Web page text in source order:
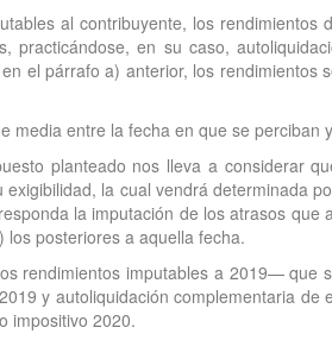
al contribuyente, los
practicándose, en su caso,
el párrafo a) anterior, los
media entre la fecha en que se
planteado nos lleva a considerar
la cual vendrá determinada
la imputación de los atrasos
posteriores a aquella fecha.
rendimientos imputables a 2019—
y autoliquidación complementaria
impositivo 2020.